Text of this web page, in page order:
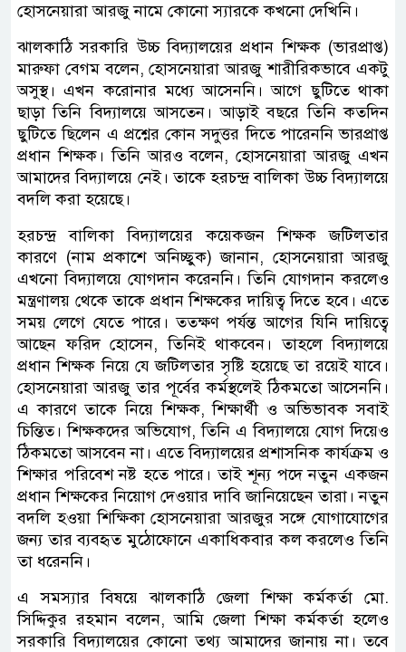
হোসনেয়ারা আরজু নামে কোনো স্যারকে কখনো দেখিনি।
ঝালকাঠি সরকারি উচ্চ বিদ্যালয়ের প্রধান শিক্ষক (ভারপ্রাপ্ত)
মারুফা বেগম বলেন, হোসনেয়ারা আরজু শারীরিকভাবে একটু
অসুস্থ। এখন করোনার মধ্যে আসেননি। আগে ছুটিতে থাকা
ছাড়া তিনি বিদ্যালয়ে আসতেন। আড়াই বছরে তিনি কতদিন
ছুটিতে ছিলেন এ প্রশ্নের কোন সদুত্তর দিতে পারেননি ভারপ্রাপ্ত
প্রধান শিক্ষক। তিনি আরও বলেন, হোসনেয়ারা আরজু এখন
আমাদের বিদ্যালয়ে নেই। তাকে হরচন্দ্র বালিকা উচ্চ বিদ্যালয়ে
বদলি করা হয়েছে।
হরচন্দ্র বালিকা বিদ্যালয়ের কয়েকজন শিক্ষক জটিলতার
কারণে (নাম প্রকাশে অনিচ্ছুক) জানান, হোসনেয়ারা আরজু
এখনো বিদ্যালয়ে যোগদান করেননি। তিনি যোগদান করলেও
মন্ত্রণালয় থেকে তাকে প্রধান শিক্ষকের দায়িত্ব দিতে হবে। এতে
সময় লেগে যেতে পারে। ততক্ষণ পর্যন্ত আগের যিনি দায়িত্বে
আছেন ফরিদ হোসেন, তিনিই থাকবেন। তাহলে বিদ্যালয়ে
প্রধান শিক্ষক নিয়ে যে জটিলতার সৃষ্টি হয়েছে তা রয়েই যাবে।
হোসনেয়ারা আরজু তার পূর্বের কর্মস্থলেই ঠিকমতো আসেননি।
এ কারণে তাকে নিয়ে শিক্ষক, শিক্ষার্থী ও অভিভাবক সবাই
চিন্তিত। শিক্ষকদের অভিযোগ, তিনি এ বিদ্যালয়ে যোগ দিয়েও
ঠিকমতো আসবেন না। এতে বিদ্যালয়ের প্রশাসনিক কার্যক্রম ও
শিক্ষার পরিবেশ নষ্ট হতে পারে। তাই শূন্য পদে নতুন একজন
প্রধান শিক্ষকের নিয়োগ দেওয়ার দাবি জানিয়েছেন তারা। নতুন
বদলি হওয়া শিক্ষিকা হোসনেয়ারা আরজুর সঙ্গে যোগাযোগের
জন্য তার ব্যবহৃত মুঠোফোনে একাধিকবার কল করলেও তিনি
তা ধরেননি।
এ সমস্যার বিষয়ে ঝালকাঠি জেলা শিক্ষা কর্মকর্তা মো.
সিদ্দিকুর রহমান বলেন, আমি জেলা শিক্ষা কর্মকর্তা হলেও
সরকারি বিদ্যালয়ের কোনো তথ্য আমাদের জানায় না। তবে